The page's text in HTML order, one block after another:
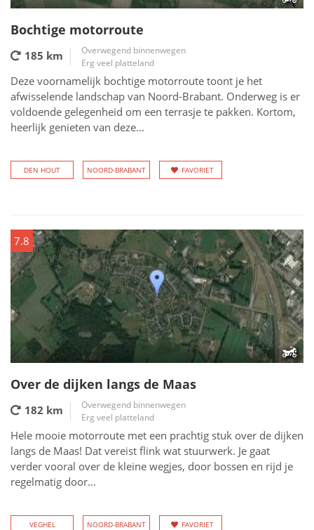
Bochtige motorroute
185 km
Overwegend binnenwegen
Erg veel platteland
Deze voornamelijk bochtige motorroute toont je het
afwisselende landschap van Noord-Brabant. Onderweg is er
voldoende gelegenheid om een terrasje te pakken. Kortom,
heerlijk genieten van deze...
DEN HOUT NOORD-BRABANT FAVORIET
7.8
Over de dijken langs de Maas
182 km
Overwegend binnenwegen
Erg veel platteland
Hele mooie motorroute met een prachtig stuk over de dijken
langs de Maas! Dat vereist flink wat stuurwerk. Je gaat
verder vooral over de kleine wegjes, door bossen en rijd je
regelmatig door...
VEGHEL NOORD-BRABANT FAVORIET